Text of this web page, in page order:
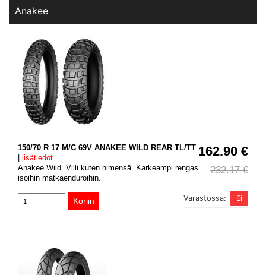
Anakee
162.90 €
232.17 €
150/70 R 17 M/C 69V ANAKEE WILD REAR TL/TT
lisätiedot
Anakee Wild. Villi kuten nimensä. Karkeampi rengas
isoihin matkaenduroihin.
Varastossa: